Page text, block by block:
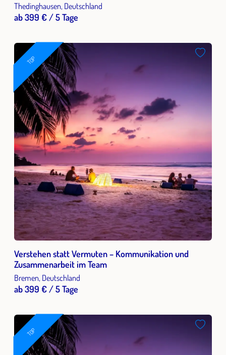
Thedinghausen, Deutschland
ab 399 € / 5 Tage
TOP
Verstehen statt Vermuten – Kommunikation und
Zusammenarbeit im Team
Bremen, Deutschland
ab 399 € / 5 Tage
TOP